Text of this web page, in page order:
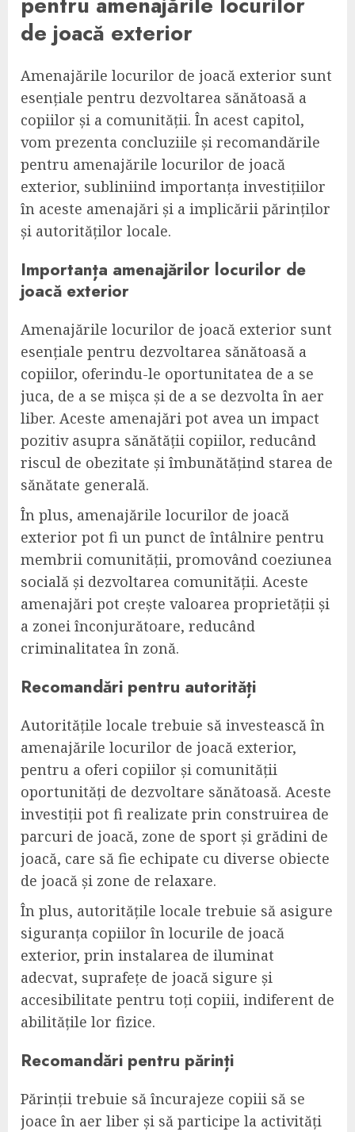
de joacă exterior
Amenajările locurilor de joacă exterior sunt
esențiale pentru dezvoltarea sănătoasă a
copiilor și a comunității. În acest capitol,
vom prezenta concluziile și recomandările
pentru amenajările locurilor de joacă
exterior, subliniind importanța investițiilor
în aceste amenajări și a implicării părinților
și autorităților locale.
Importanța amenajărilor locurilor de
joacă exterior
Amenajările locurilor de joacă exterior sunt
esențiale pentru dezvoltarea sănătoasă a
copiilor, oferindu-le oportunitatea de a se
juca, de a se mișca și de a se dezvolta în aer
liber. Aceste amenajări pot avea un impact
pozitiv asupra sănătății copiilor, reducând
riscul de obezitate și îmbunătățind starea de
sănătate generală.
În plus, amenajările locurilor de joacă
exterior pot fi un punct de întâlnire pentru
membrii comunității, promovând coeziunea
socială și dezvoltarea comunității. Aceste
amenajări pot crește valoarea proprietății și
a zonei înconjurătoare, reducând
criminalitatea în zonă.
Recomandări pentru autorități
Autoritățile locale trebuie să investească în
amenajările locurilor de joacă exterior,
pentru a oferi copiilor și comunității
oportunități de dezvoltare sănătoasă. Aceste
investiții pot fi realizate prin construirea de
parcuri de joacă, zone de sport și grădini de
joacă, care să fie echipate cu diverse obiecte
de joacă și zone de relaxare.
În plus, autoritățile locale trebuie să asigure
siguranța copiilor în locurile de joacă
exterior, prin instalarea de iluminat
adecvat, suprafețe de joacă sigure și
accesibilitate pentru toți copiii, indiferent de
abilitățile lor fizice.
Recomandări pentru părinți
Părinții trebuie să încurajeze copiii să se
joace în aer liber și să participe la activități